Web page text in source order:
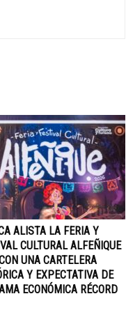
ALISTA LA FERIA Y
CULTURAL ALFEÑIQUE
UNA CARTELERA
Y EXPECTATIVA DE
ECONÓMICA RÉCORD